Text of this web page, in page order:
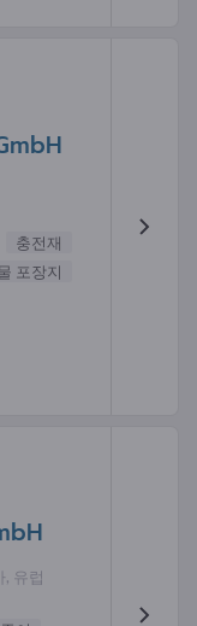
충전재
포장지
, 유럽